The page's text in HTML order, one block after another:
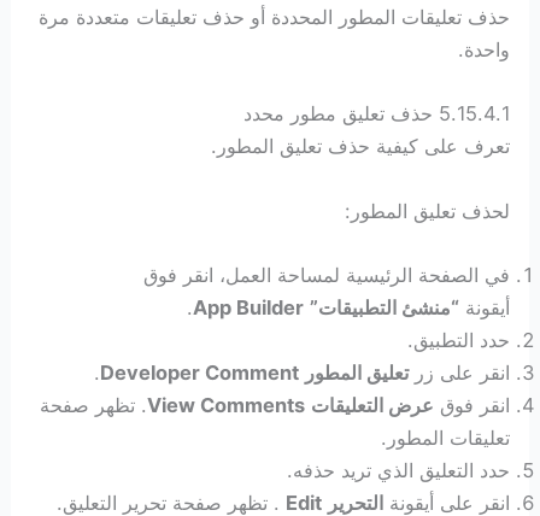
حذف تعليقات المطور المحددة أو حذف تعليقات متعددة مرة
واحدة.
5.15.4.1 حذف تعليق مطور محدد
تعرف على كيفية حذف تعليق المطور.
لحذف تعليق المطور:
في الصفحة الرئيسية لمساحة العمل، انقر فوق
أيقونة“منشئ التطبيقات” App Builder
.
حدد التطبيق.
انقر على زرتعليق المطور Developer Comment
.
انقر فوق عرض التعليقات View Comments. تظهر صفحة
تعليقات المطور.
حدد التعليق الذي تريد حذفه.
انقر على أيقونةالتحرير Edit . تظهر صفحة تحرير التعليق.